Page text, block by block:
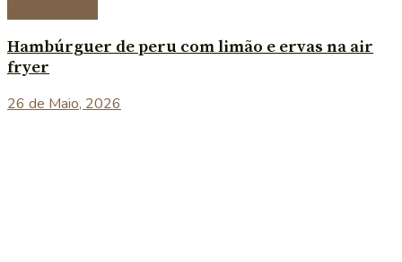
Hambúrguer de peru com limão e ervas na air
fryer
26 de Maio, 2026